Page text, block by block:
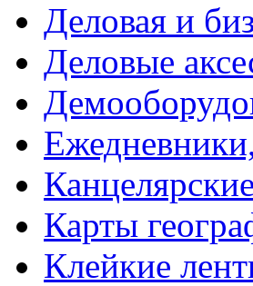
Деловая и
Деловые
Карты
Клейкие